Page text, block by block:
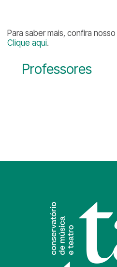
Para saber mais, confira nosso
Clique aqui.
Professores